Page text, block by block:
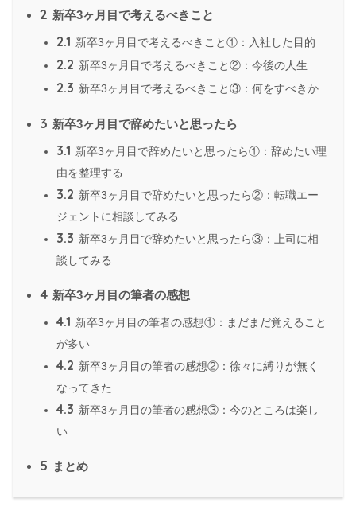
2 新卒3ヶ月目で考えるべきこと
2.1 新卒3ヶ月目で考えるべきこと①：入社した目的
2.2 新卒3ヶ月目で考えるべきこと②：今後の人生
2.3 新卒3ヶ月目で考えるべきこと③：何をすべきか
3 新卒3ヶ月目で辞めたいと思ったら
3.1 新卒3ヶ月目で辞めたいと思ったら①：辞めたい理
由を整理する
3.2 新卒3ヶ月目で辞めたいと思ったら②：転職エー
ジェントに相談してみる
3.3 新卒3ヶ月目で辞めたいと思ったら③：上司に相
談してみる
4 新卒3ヶ月目の筆者の感想
4.1 新卒3ヶ月目の筆者の感想①：まだまだ覚えること
が多い
4.2 新卒3ヶ月目の筆者の感想②：徐々に縛りが無く
なってきた
4.3 新卒3ヶ月目の筆者の感想③：今のところは楽し
い
5 まとめ